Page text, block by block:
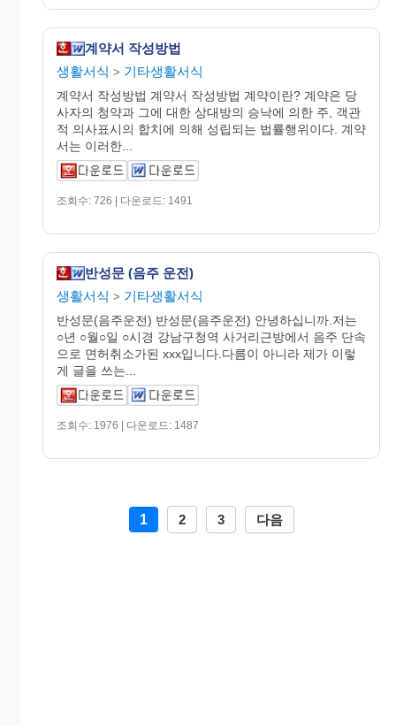
계약서 작성방법
생활서식 > 기타생활서식
계약서 작성방법 계약서 작성방법 계약이란? 계약은 당
사자의 청약과 그에 대한 상대방의 승낙에 의한 주, 객관
적 의사표시의 합치에 의해 성립되는 법률행위이다. 계약
서는 이러한...
조회수: 726 | 다운로드: 1491
반성문 (음주 운전)
생활서식 > 기타생활서식
반성문(음주운전) 반성문(음주운전) 안녕하십니까.저는
○년 ○월○일 ○시경 강남구청역 사거리근방에서 음주 단속
으로 면허취소가된 xxx입니다.다름이 아니라 제가 이렇
게 글을 쓰는...
조회수: 1976 | 다운로드: 1487
1 2 3 다음